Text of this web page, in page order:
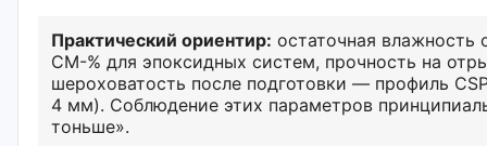
Практический ориентир: остаточная
CM-% для эпоксидных систем, прочность на
шероховатость после подготовки — профиль
4 мм). Соблюдение этих параметров
тоньше».